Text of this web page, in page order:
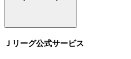
Ｊリーグ公式サービス